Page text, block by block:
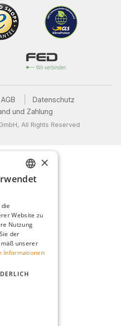
AGB
Datenschutz
und Zahlung
All Rights Reserved
GERMAN
FRENCH
DUTCH
×
Website zu
Nutzung
der
unserer
Informationen